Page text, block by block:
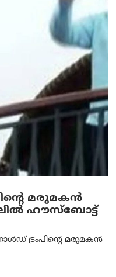
മരുമകൻ
ഹൗസ്ബോട്ട്
ട്രംപിന്റെ മരുമകൻ